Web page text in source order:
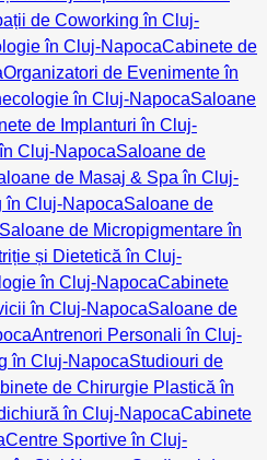
de Coworking în Cluj-
în Cluj-NapocaCabinete de
Organizatori de Evenimente în
în Cluj-NapocaSaloane
de Implanturi în Cluj-
Cluj-NapocaSaloane de
de Masaj & Spa în Cluj-
în Cluj-NapocaSaloane de
Saloane de Micropigmentare în
și Dietetică în Cluj-
în Cluj-NapocaCabinete
în Cluj-NapocaSaloane de
Antrenori Personali în Cluj-
în Cluj-NapocaStudiouri de
de Chirurgie Plastică în
în Cluj-NapocaCabinete
Centre Sportive în Cluj-